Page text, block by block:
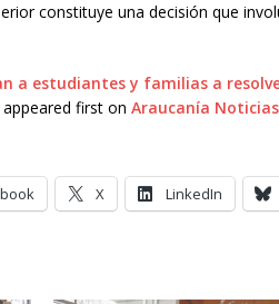
constituye una decisión que
a estudiantes y familias a
appeared first on Araucanía
X LinkedIn